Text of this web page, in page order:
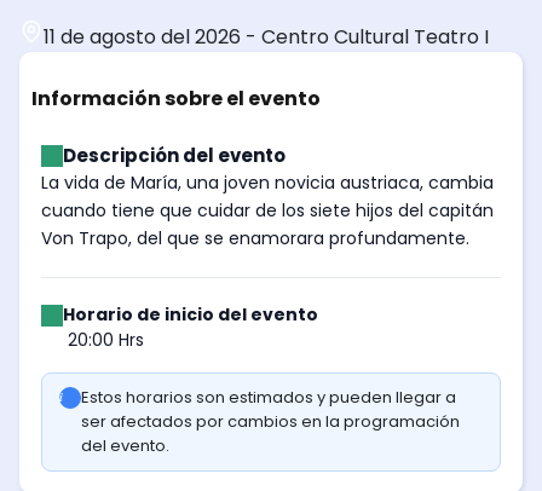
11 de agosto del 2026 - Centro Cultural Teatro I
Información sobre el evento
Descripción del evento
La vida de María, una joven novicia austriaca, cambia
cuando tiene que cuidar de los siete hijos del capitán
Von Trapo, del que se enamorara profundamente.
Horario de inicio del evento
20:00 Hrs
Estos horarios son estimados y pueden llegar a
ser afectados por cambios en la programación
del evento.